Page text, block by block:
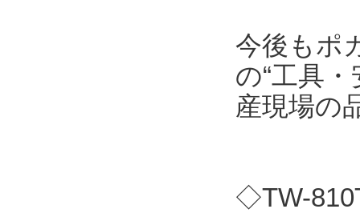
今後もポ
の“工具
産現場の
◇TW-